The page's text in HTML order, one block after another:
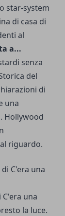
star-system
di casa di
al
a...
senza
del
di
una
Hollywood
riguardo.
C'era una
una
la luce.